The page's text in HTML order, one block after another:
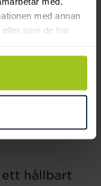
med annan
som de har
ett hållbart